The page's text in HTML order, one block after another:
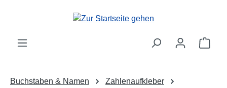
Zum Hauptinhalt springen
Buchstaben & Namen
Zahlenaufkleber